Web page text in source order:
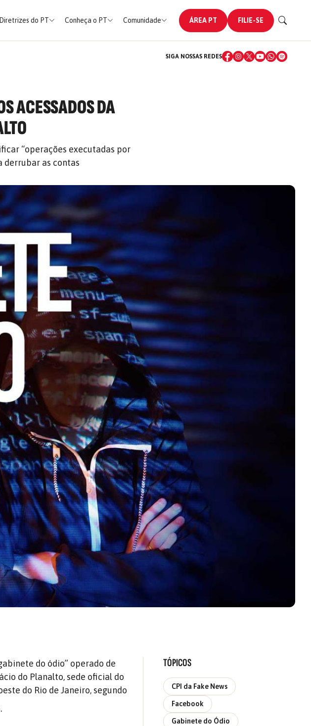
Diretrizes do PT Conheça o PT Comunidade ÁREA PT FILIE-SE
SIGA NOSSAS REDES
ACESSADOS DA
“operações executadas por
derrubar as contas
do ódio” operado de
do Planalto, sede oficial do
do Rio de Janeiro, segundo
TÓPICOS
CPI da Fake News
Facebook
Gabinete do Ódio